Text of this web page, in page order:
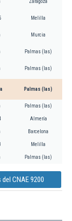
Zaragoza
Melilla
Murcia
Palmas (las)
Palmas (las)
Palmas (las)
Palmas (las)
Almería
Barcelona
Melilla
Palmas (las)
CNAE 9200